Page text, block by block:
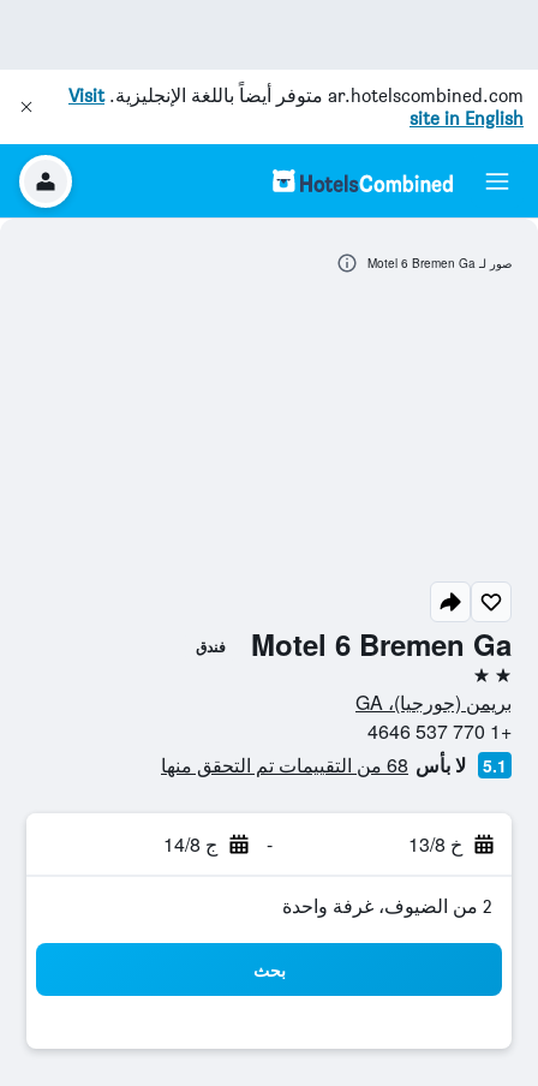
ar.hotelscombined.com متوفر أيضاً باللغة الإنجليزية.Visit
site in English
Motel 6 Bremen Ga فندق
2 نجمتين
بريمن (جورجيا)، GA
+1 770 537 4646
5.1 لا بأس 68 من التقييمات تم التحقق منها
خ 13/8 - ج 14/8
2 من الضيوف، غرفة واحدة
بحث
صور لـ Motel 6 Bremen Ga